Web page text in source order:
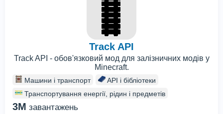
Track API
Track API - обов'язковий мод для залізничних модів у
Minecraft.
Машини і транспорт
API і бібліотеки
Транспортування енергії, рідин і предметів
3M завантажень